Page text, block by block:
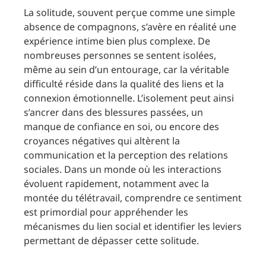
La solitude, souvent perçue comme une simple
absence de compagnons, s’avère en réalité une
expérience intime bien plus complexe. De
nombreuses personnes se sentent isolées,
même au sein d’un entourage, car la véritable
difficulté réside dans la qualité des liens et la
connexion émotionnelle. L’isolement peut ainsi
s’ancrer dans des blessures passées, un
manque de confiance en soi, ou encore des
croyances négatives qui altèrent la
communication et la perception des relations
sociales. Dans un monde où les interactions
évoluent rapidement, notamment avec la
montée du télétravail, comprendre ce sentiment
est primordial pour appréhender les
mécanismes du lien social et identifier les leviers
permettant de dépasser cette solitude.